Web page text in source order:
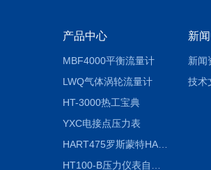
产品中心
MBF4000平衡流量计
LWQ气体涡轮流量计
HT-3000热工宝典
YXC电接点压力表
HART475罗斯蒙特HART475手操器
新
新闻
技术